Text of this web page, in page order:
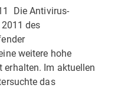
 Die Antivirus-
des
weitere hohe
erhalten. Im aktuellen
das